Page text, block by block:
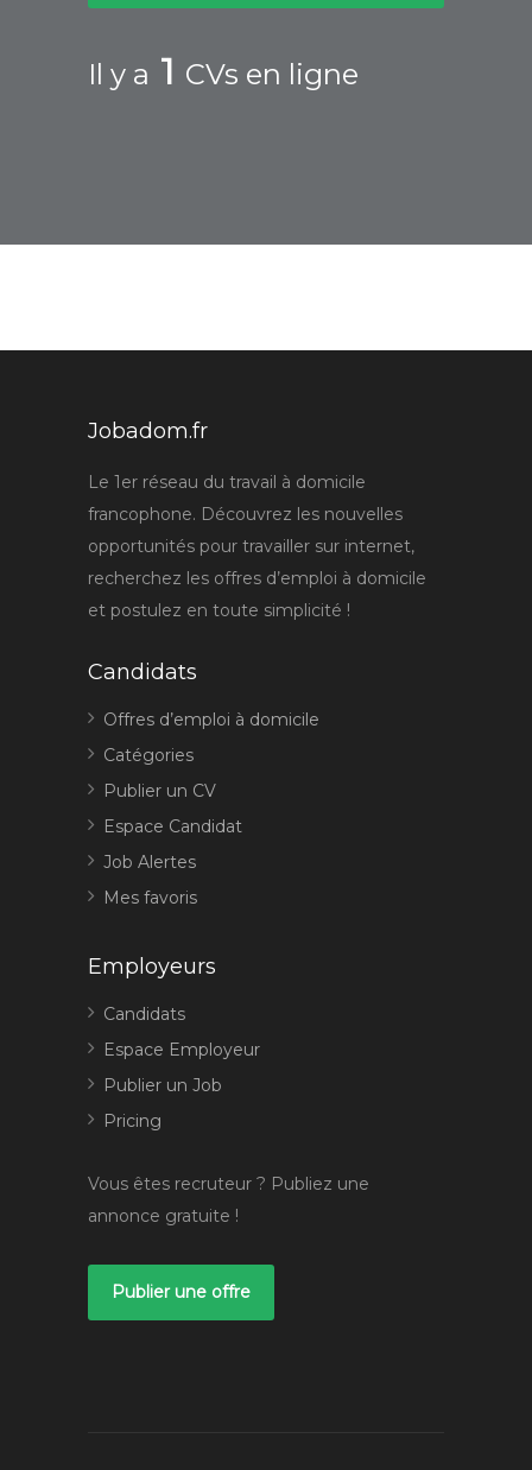
Il y a 1 CVs en ligne
Jobadom.fr
Le 1er réseau du travail à domicile
francophone. Découvrez les nouvelles
opportunités pour travailler sur internet,
recherchez les offres d’emploi à domicile
et postulez en toute simplicité !
Candidats
Offres d’emploi à domicile
Catégories
Publier un CV
Espace Candidat
Job Alertes
Mes favoris
Employeurs
Candidats
Espace Employeur
Publier un Job
Pricing
Vous êtes recruteur ? Publiez une
annonce gratuite !
Publier une offre